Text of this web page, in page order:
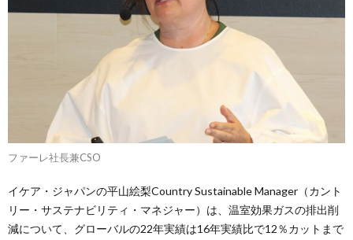
ファーレ社長兼CSO
イケア・ジャパンの平山絵梨Country Sustainable Manager（カント
リー・サステナビリティ・マネジャー）は、温室効果ガスの排出削
減について、グローバルの22年実績は16年実績比で12％カットまで